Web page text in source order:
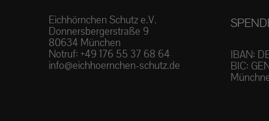
Eichhörnchen Schutz e.V.
Donnersbergerstraße 9
80634 München
Notruf:+49 176 55 37 68 64
info@eichhoernchen-schutz.de
IBAN:
BIC: